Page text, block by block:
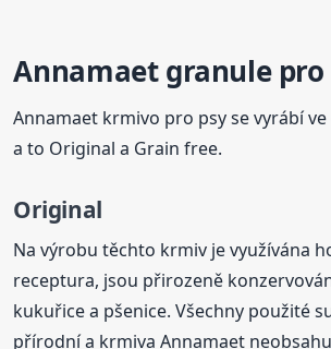
Annamaet granule pro
Annamaet krmivo pro psy se vyrábí
a to Original a Grain free.
Original
Na výrobu těchto krmiv je využívána
receptura, jsou přirozeně
kukuřice a pšenice. Všechny použité
přírodní a krmiva Annamaet